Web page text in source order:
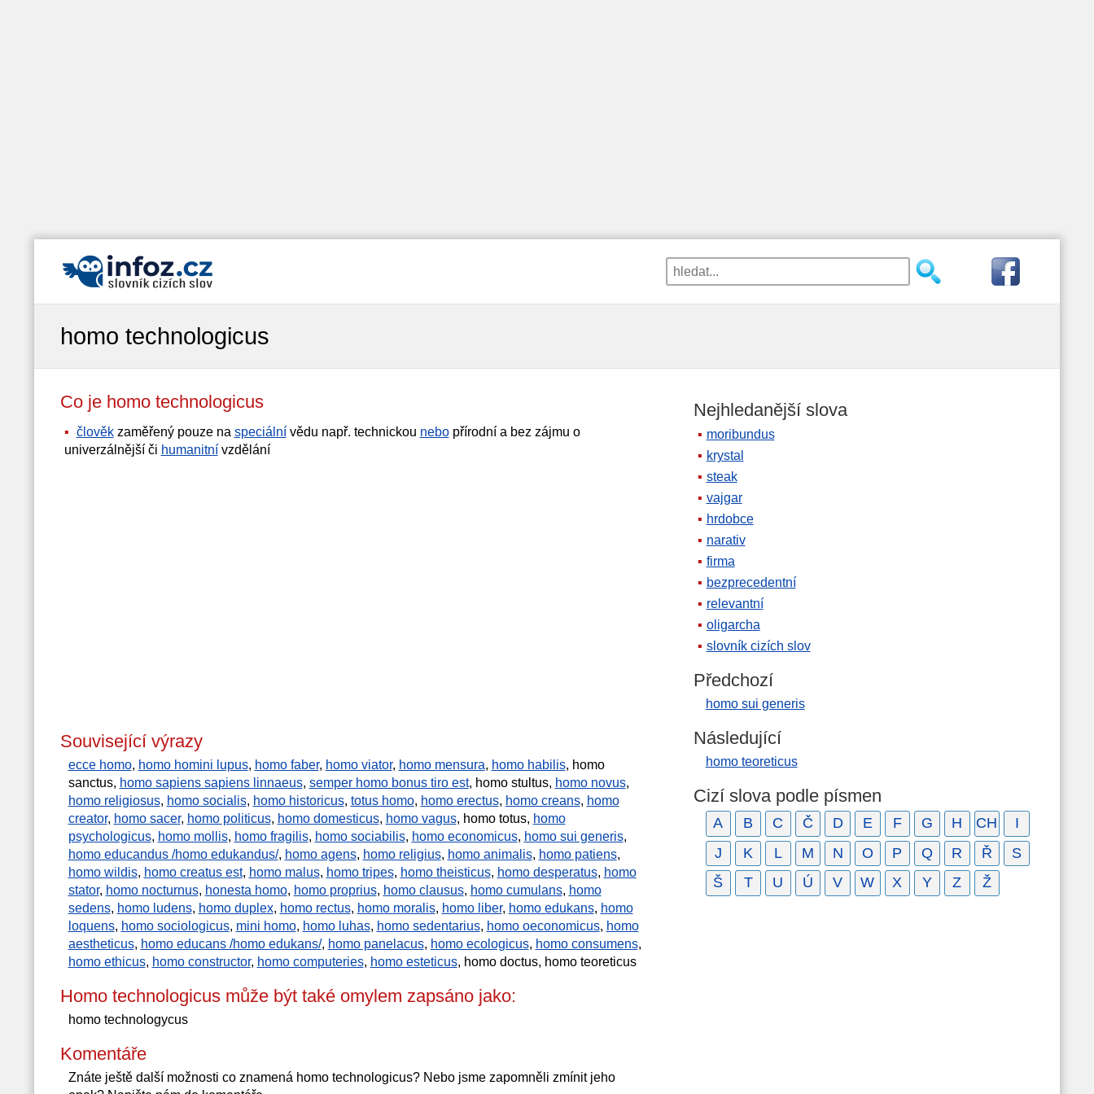
homo technologicus
Co je homo technologicus
člověkzaměřený pouze na speciálnívědu např. technickou nebopřírodní a bez zájmu o
univerzálnější či humanitnívzdělání
Související výrazy
ecce homo, homo homini lupus, homo faber, homo viator, homo mensura, homo habilis, homo
sanctus, homo sapiens sapiens linnaeus, semper homo bonus tiro est, homo stultus, homo novus,
homo religiosus, homo socialis, homo historicus, totus homo, homo erectus, homo creans, homo
creator, homo sacer, homo politicus, homo domesticus, homo vagus, homo totus, homo
psychologicus, homo mollis, homo fragilis, homo sociabilis, homo economicus, homo sui generis,
homo educandus /homo edukandus/, homo agens, homo religius, homo animalis, homo patiens,
homo wildis, homo creatus est, homo malus, homo tripes, homo theisticus, homo desperatus, homo
stator, homo nocturnus, honesta homo, homo proprius, homo clausus, homo cumulans, homo
sedens, homo ludens, homo duplex, homo rectus, homo moralis, homo liber, homo edukans, homo
loquens, homo sociologicus, mini homo, homo luhas, homo sedentarius, homo oeconomicus, homo
aestheticus, homo educans /homo edukans/, homo panelacus, homo ecologicus, homo consumens,
homo ethicus, homo constructor, homo computeries, homo esteticus, homo doctus, homo teoreticus
Homo technologicus může být také omylem zapsáno jako:
homo technologycus
Komentáře
Znáte ještě další možnosti co znamená homo technologicus? Nebo jsme zapomněli zmínit jeho
Nejhledanější slova
moribundus
krystal
steak
vajgar
hrdobce
narativ
firma
bezprecedentní
relevantní
oligarcha
slovník cizích slov
Předchozí
homo sui generis
Následující
homo teoreticus
Cizí slova podle písmen
A B C Č D E F G H CH
I
J
K L M N O P Q R Ř
S
Š
T U Ú V W X Y Z Ž